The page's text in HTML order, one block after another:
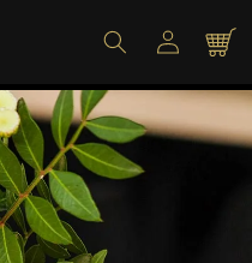
Einloggen